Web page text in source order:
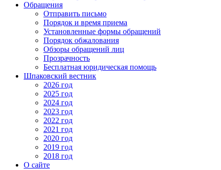
Обращения
Отправить письмо
Порядок и время приема
Установленные формы обращений
Порядок обжалования
Обзоры обращений лиц
Прозрачность
Бесплатная юридическая помощь
Шпаковский вестник
2026 год
2025 год
2024 год
2023 год
2022 год
2021 год
2020 год
2019 год
2018 год
О сайте